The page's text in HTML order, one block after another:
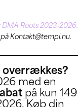
DMA Roots 2023-2026.
Kontakt@tempi.nu.
overrækkes?
med en
på kun 149